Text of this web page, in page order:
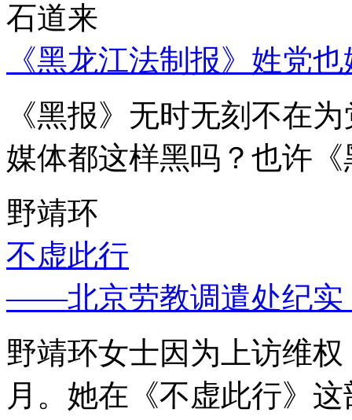
石道来
《黑龙江法制报》姓党
《黑报》无时无刻不在
媒体都这样黑吗？也许
野靖环
不虚此行
——北京劳教调遣处纪实
野靖环女士因为上访维
月。她在《不虚此行》